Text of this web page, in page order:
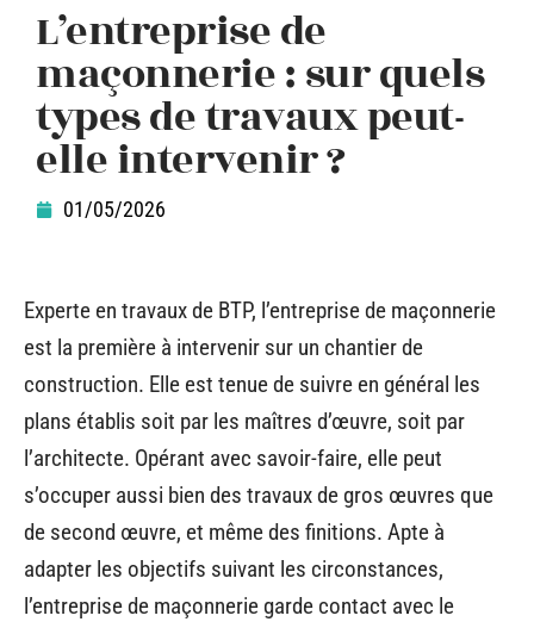
L’entreprise de
maçonnerie : sur quels
types de travaux peut-
elle intervenir ?
01/05/2026
Experte en travaux de BTP, l’entreprise de maçonnerie
est la première à intervenir sur un chantier de
construction. Elle est tenue de suivre en général les
plans établis soit par les maîtres d’œuvre, soit par
l’architecte. Opérant avec savoir-faire, elle peut
s’occuper aussi bien des travaux de gros œuvres que
de second œuvre, et même des finitions. Apte à
adapter les objectifs suivant les circonstances,
l’entreprise de maçonnerie garde contact avec le